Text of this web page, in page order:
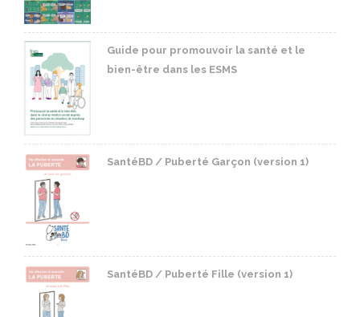
Guide pour promouvoir la santé et le
bien-être dans les ESMS
SantéBD / Puberté Garçon (version 1)
SantéBD / Puberté Fille (version 1)